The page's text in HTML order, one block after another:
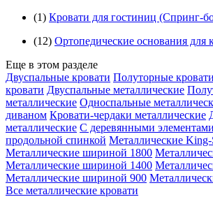
(1) Кровати для гостиниц (Спринг-
(12) Ортопедические основания для
Еще в этом разделе
Двуспальные кровати Полуторные кровати
кровати Двуспальные металлические
металлические Односпальные
диваном Кровати-чердаки металлические
металлические С деревянными
продольной спинкой Металлические
Металлические шириной 1800
Металлические шириной 1400
Металлические шириной 900
Все металлические кровати